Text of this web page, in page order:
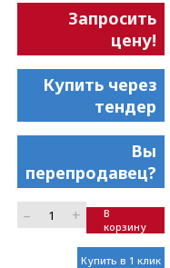
Запросить
цену!
Купить через
тендер
Вы
перепродавец?
– +
В
корзину
Купить в 1 клик